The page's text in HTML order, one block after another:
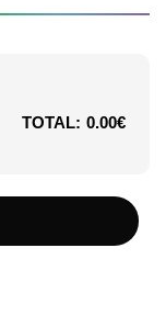
TOTAL: 0.00€